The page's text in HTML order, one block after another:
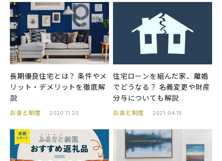
長期優良住宅とは？ 条件やメ
リット・デメリットを徹底解
説
お金と制度 2020.11.20
住宅ローンを組んだ家、離婚
でどうなる？ 名義変更や財産
分与についても解説
お金と制度 2021.04.15